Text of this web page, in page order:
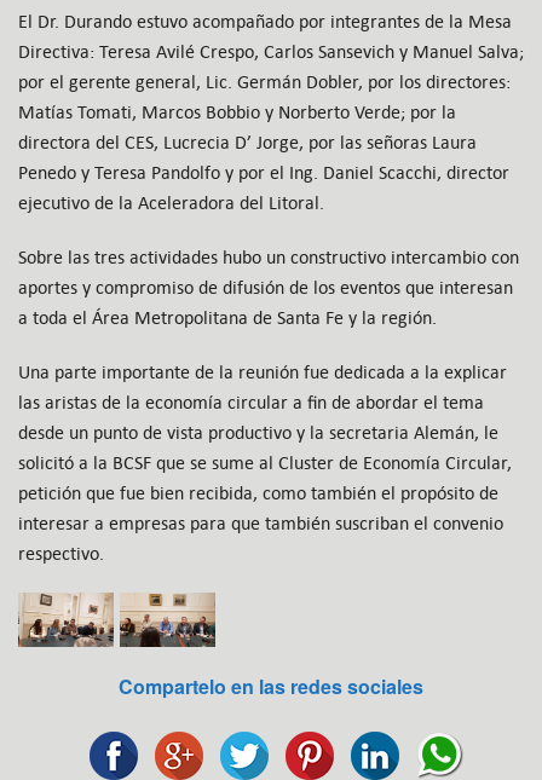
El Dr. Durando estuvo acompañado por integrantes de la Mesa
Directiva: Teresa Avilé Crespo, Carlos Sansevich y Manuel Salva;
por el gerente general, Lic. Germán Dobler, por los directores:
Matías Tomati, Marcos Bobbio y Norberto Verde; por la
directora del CES, Lucrecia D’ Jorge, por las señoras Laura
Penedo y Teresa Pandolfo y por el Ing. Daniel Scacchi, director
ejecutivo de la Aceleradora del Litoral.
Sobre las tres actividades hubo un constructivo intercambio con
aportes y compromiso de difusión de los eventos que interesan
a toda el Área Metropolitana de Santa Fe y la región.
Una parte importante de la reunión fue dedicada a la explicar
las aristas de la economía circular a fin de abordar el tema
desde un punto de vista productivo y la secretaria Alemán, le
solicitó a la BCSF que se sume al Cluster de Economía Circular,
petición que fue bien recibida, como también el propósito de
interesar a empresas para que también suscriban el convenio
respectivo.
Compartelo en las redes sociales